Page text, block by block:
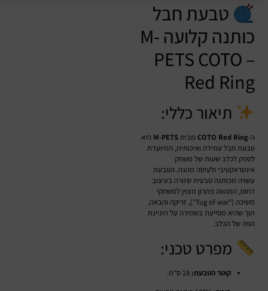
טבעת חבל
כותנה קלועה M-
PETS COTO –
Red Ring
תיאור כללי:
ה-COTO Red Ring מביתM-PETS היא
טבעת חבל עמידה ואיכותית, המיועדת
לספק לכלב שעות של משחק
אינטראקטיבי ולעיסה מהנה. הטבעת
עשויה מכותנה טבעית שזורה בעיצוב
דחוס, המהווה פתרון מצוין למשחקי
משיכה ("Tug of war"), זריקה והבאה,
תוך שהיא מסייעת בשמירה על היגיינת
הפה של הכלב.
מפרט טכני:
קוטר הטבעת: 18 ס"מ.